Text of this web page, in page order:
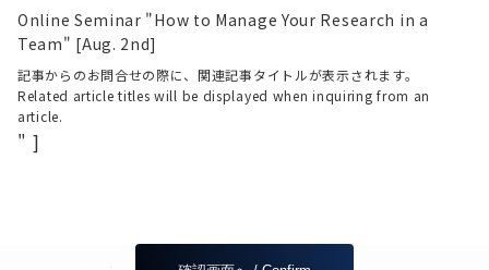
Online Seminar "How to Manage Your Research in a
Team" [Aug. 2nd]
記事からのお問合せの際に、関連記事タイトルが表示されます。
Related article titles will be displayed when inquiring from an
article.
" ]